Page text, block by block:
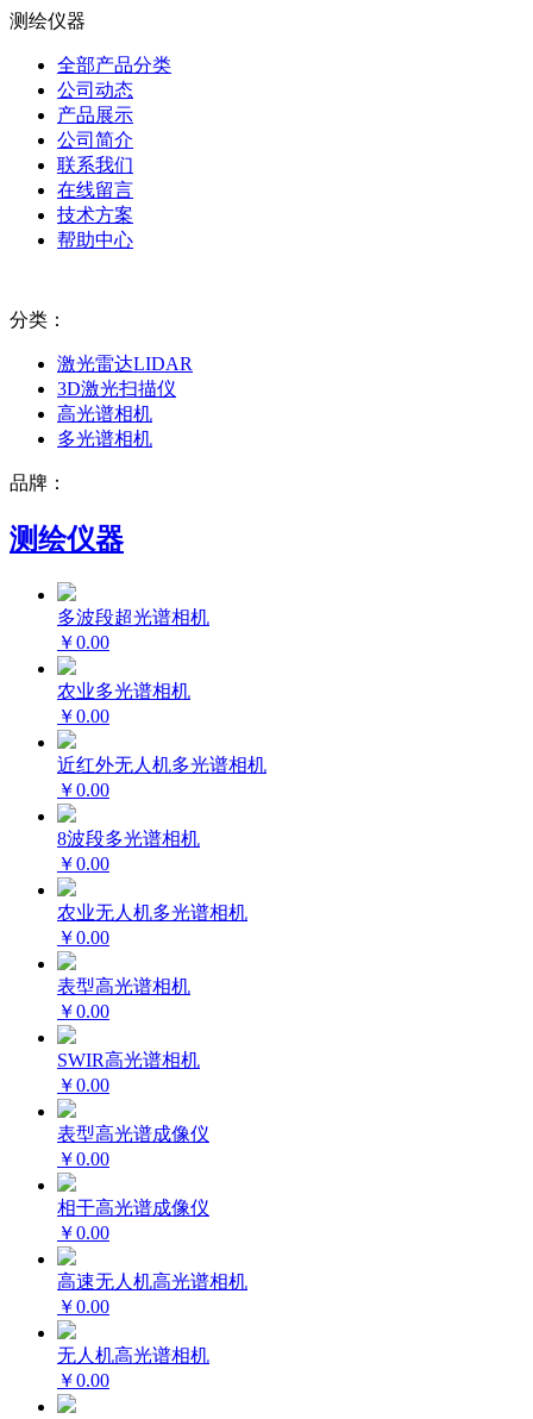
测绘仪器
全部产品分类
公司动态
产品展示
公司简介
联系我们
在线留言
技术方案
帮助中心
分类：
激光雷达LIDAR
3D激光扫描仪
高光谱相机
多光谱相机
品牌：
测绘仪器
多波段超光谱相机
￥0.00
农业多光谱相机
￥0.00
近红外无人机多光谱相机
￥0.00
8波段多光谱相机
￥0.00
农业无人机多光谱相机
￥0.00
表型高光谱相机
￥0.00
SWIR高光谱相机
￥0.00
表型高光谱成像仪
￥0.00
相干高光谱成像仪
￥0.00
高速无人机高光谱相机
￥0.00
无人机高光谱相机
￥0.00